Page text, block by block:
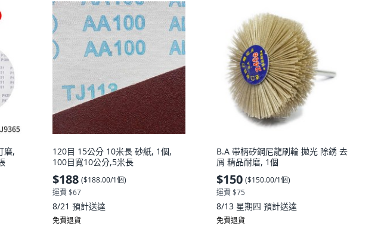
磨,
120目 15公分 10米長 砂紙, 1個,
100目寬10公分,5米長
$188 ($188.00/1個)
運費 $67
8/21 預計送達
免費退貨
B.A 帶柄矽鋼尼龍刷輪 拋光 除銹 去
屑 精品耐磨, 1個
$150 ($150.00/1個)
運費 $75
8/13 星期四 預計送達
免費退貨